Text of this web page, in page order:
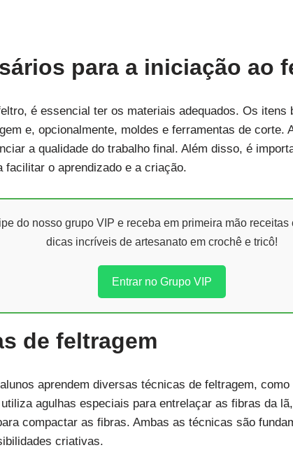
para a iniciação ao
é essencial ter os materiais adequados. Os itens
e, opcionalmente, moldes e ferramentas de corte.
a qualidade do trabalho final. Além disso, é
facilitar o aprendizado e a criação.
do nosso grupo VIP e receba em primeira mão receitas
dicas incríveis de artesanato em crochê e tricô!
Entrar no Grupo VIP
de feltragem
aprendem diversas técnicas de feltragem,
agulhas especiais para entrelaçar as fibras da
compactar as fibras. Ambas as técnicas são
criativas.